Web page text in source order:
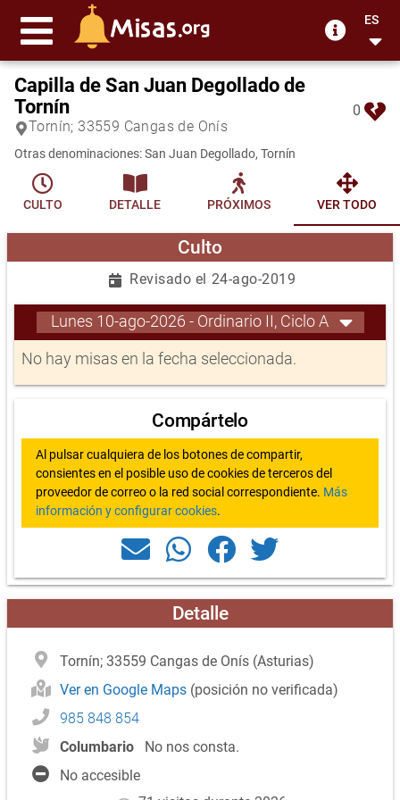
ES
Capilla de San Juan Degollado de
Tornín
Tornín; 33559 Cangas de Onís
Otras denominaciones: San Juan Degollado, Tornín
0
CULTO DETALLE PRÓXIMOS VER TODO
Culto
Revisado el 24-ago-2019
Lunes 10-ago-2026 - Ordinario II, Ciclo A
No hay misas en la fecha seleccionada.
Compártelo
Al pulsar cualquiera de los botones de compartir,
consientes en el posible uso de cookies de terceros del
proveedor de correo o la red social correspondiente. Más
información y configurar cookies.
Detalle
Tornín; 33559 Cangas de Onís (Asturias)
Ver en Google Maps (posición no verificada)
985 848 854
Columbario
No nos consta.
No accesible